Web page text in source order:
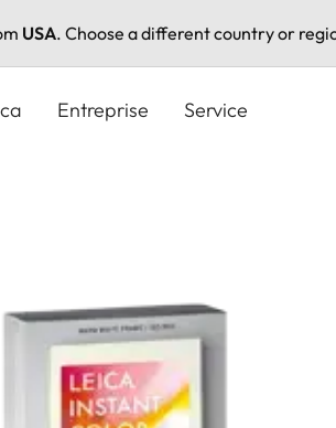
USA. Choose a different country or
Entreprise Service